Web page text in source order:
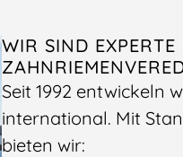
WIR SIND
Seit 1992 entwickeln
international. Mit
bieten wir: